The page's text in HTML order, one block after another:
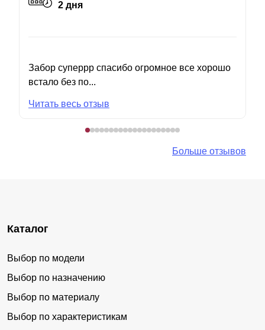
2 дня
Забор суперрр спасибо огромное все хорошо
встало без по...
Читать весь отзыв
Больше отзывов
Каталог
Выбор по модели
Выбор по назначению
Выбор по материалу
Выбор по характеристикам